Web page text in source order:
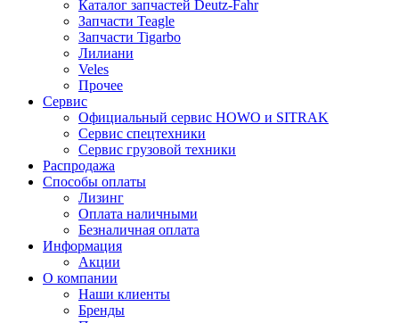
Каталог запчастей Deutz-Fahr
Запчасти Teagle
Запчасти Tigarbo
Лилиани
Veles
Прочее
Сервис
Официальный сервис HOWO и SITRAK
Сервис спецтехники
Сервис грузовой техники
Распродажа
Способы оплаты
Лизинг
Оплата наличными
Безналичная оплата
Информация
Акции
О компании
Наши клиенты
Бренды